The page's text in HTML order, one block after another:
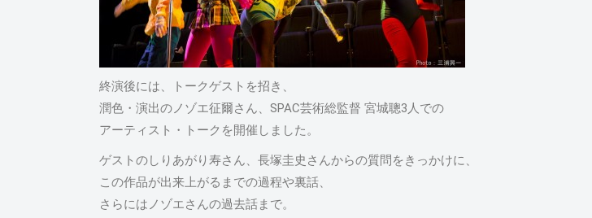
終演後には、トークゲストを招き、
潤色・演出のノゾエ征爾さん、SPAC芸術総監督 宮城聰3人での
アーティスト・トークを開催しました。
ゲストのしりあがり寿さん、長塚圭史さんからの質問をきっかけに、
この作品が出来上がるまでの過程や裏話、
さらにはノゾエさんの過去話まで。